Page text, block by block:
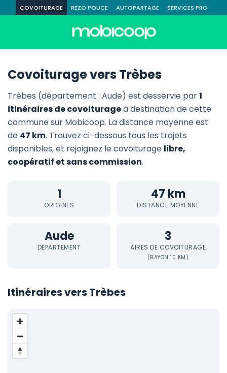
COVOITURAGE REZO POUCE AUTOPARTAGE SERVICES PRO
Covoiturage vers Trèbes
Trèbes (département : Aude) est desservie par1
itinéraires de covoiturageà destination de cette
commune sur Mobicoop. La distance moyenne est
de 47 km. Trouvez ci-dessous tous les trajets
disponibles, et rejoignez le covoiturage libre,
coopératif et sans commission.
1
ORIGINES
47 km
DISTANCE MOYENNE
Aude
DÉPARTEMENT
3
AIRES DE COVOITURAGE
(RAYON 10 KM)
Itinéraires vers Trèbes